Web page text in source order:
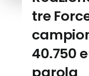
tre
40.750